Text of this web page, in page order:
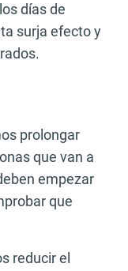
días de
surja efecto y
prolongar
que van a
empezar
que
reducir el